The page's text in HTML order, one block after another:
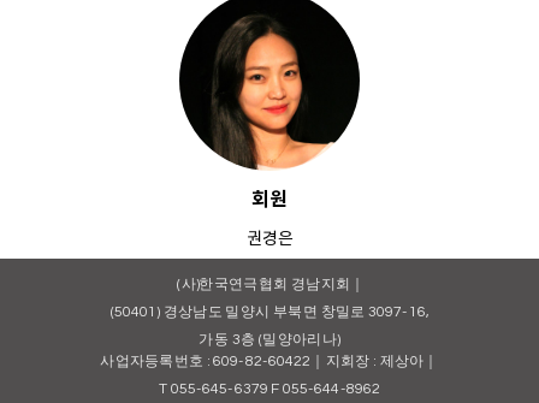
회원
권경은
(사)한국연극협회 경남지회｜
(50401) 경상남도 밀양시 부북면 창밀로 3097-16,
가동 3층 (밀양아리나)
사업자등록번호 : 609-82-60422｜지회장 : 제상아｜
T 055-645-6379 F 055-644-8962